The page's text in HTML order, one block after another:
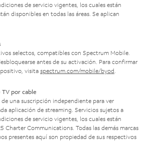
de servicio vigentes, los cuales están
disponibles en todas las áreas. Se aplican
selectos, compatibles con Spectrum Mobile.
antes de su activación. Para confirmar
visita spectrum.com/mobile/byod
por cable
una suscripción independiente para ver
aplicación de streaming. Servicios sujetos a
de servicio vigentes, los cuales están
Charter Communications. Todas las demás marcas
presentes aquí son propiedad de sus respectivos